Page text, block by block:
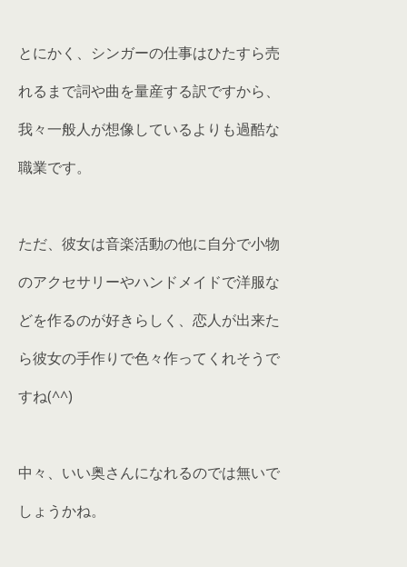
とにかく、シンガーの仕事はひたすら売
れるまで詞や曲を量産する訳ですから、
我々一般人が想像しているよりも過酷な
職業です。
ただ、彼女は音楽活動の他に自分で小物
のアクセサリーやハンドメイドで洋服な
どを作るのが好きらしく、恋人が出来た
ら彼女の手作りで色々作ってくれそうで
すね(^^)
中々、いい奥さんになれるのでは無いで
しょうかね。